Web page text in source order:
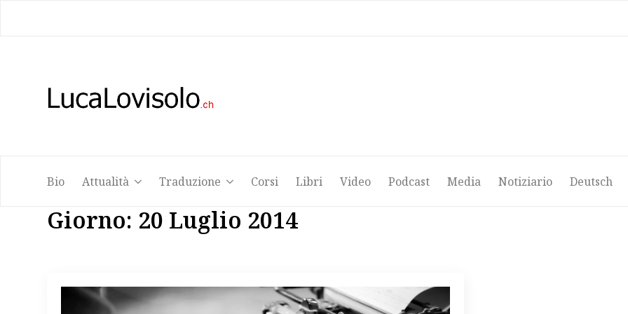
Bio Attualità Traduzione Corsi Libri Video Podcast Media Notiziario Deutsch
Giorno: 20 Luglio 2014